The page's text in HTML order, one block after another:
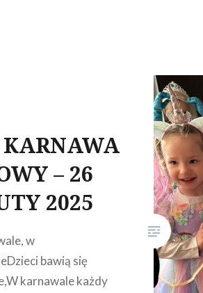
– 26
2025
w
bawią się
karnawale każdy